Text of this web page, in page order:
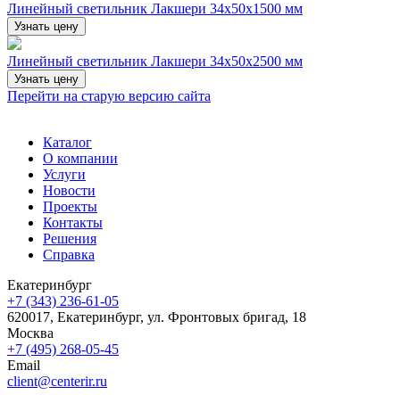
Линейный светильник Лакшери 34х50х1500 мм
Узнать цену
Линейный светильник Лакшери 34х50х2500 мм
Узнать цену
Перейти на старую версию сайта
Каталог
О компании
Услуги
Новости
Проекты
Контакты
Решения
Справка
Екатеринбург
+7 (343) 236-61-05
620017, Екатеринбург, ул. Фронтовых бригад, 18
Москва
+7 (495) 268-05-45
Email
client@centerir.ru